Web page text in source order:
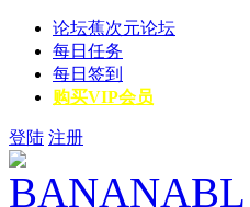
论坛蕉次元论坛
每日任务
每日签到
购买VIP会员
登陆 注册